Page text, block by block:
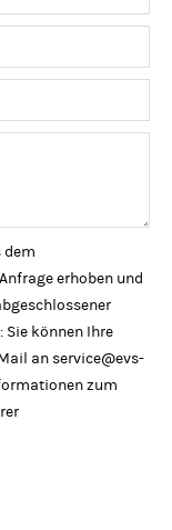
dem
erhoben und
Sie können Ihre
an service@evs-
zum